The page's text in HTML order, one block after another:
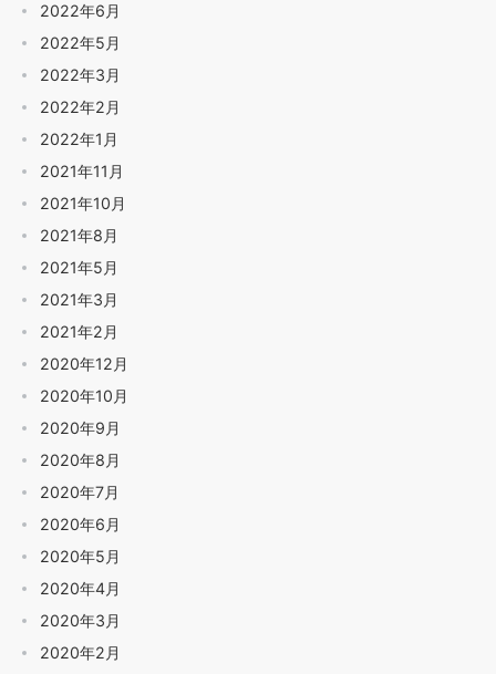
2022年6月
2022年5月
2022年3月
2022年2月
2022年1月
2021年11月
2021年10月
2021年8月
2021年5月
2021年3月
2021年2月
2020年12月
2020年10月
2020年9月
2020年8月
2020年7月
2020年6月
2020年5月
2020年4月
2020年3月
2020年2月